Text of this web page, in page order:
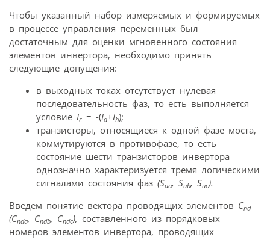
Чтобы указанный набор измеряемых и формируемых
в процессе управления переменных был
достаточным для оценки мгновенного состояния
элементов инвертора, необходимо принять
следующие допущения:
в выходных токах отсутствует нулевая
последовательность фаз, то есть выполняется
условие Ic = -(Ia+Ib);
транзисторы, относящиеся к одной фазе моста,
коммутируются в противофазе, то есть
состояние шести транзисторов инвертора
однозначно характеризуется тремя логическими
сигналами состояния фаз (Sua, Sub, Suc).
Введем понятие вектора проводящих элементов Cnd
(Cnda, Cndb, Cndc), составленного из порядковых
номеров элементов инвертора, проводящих